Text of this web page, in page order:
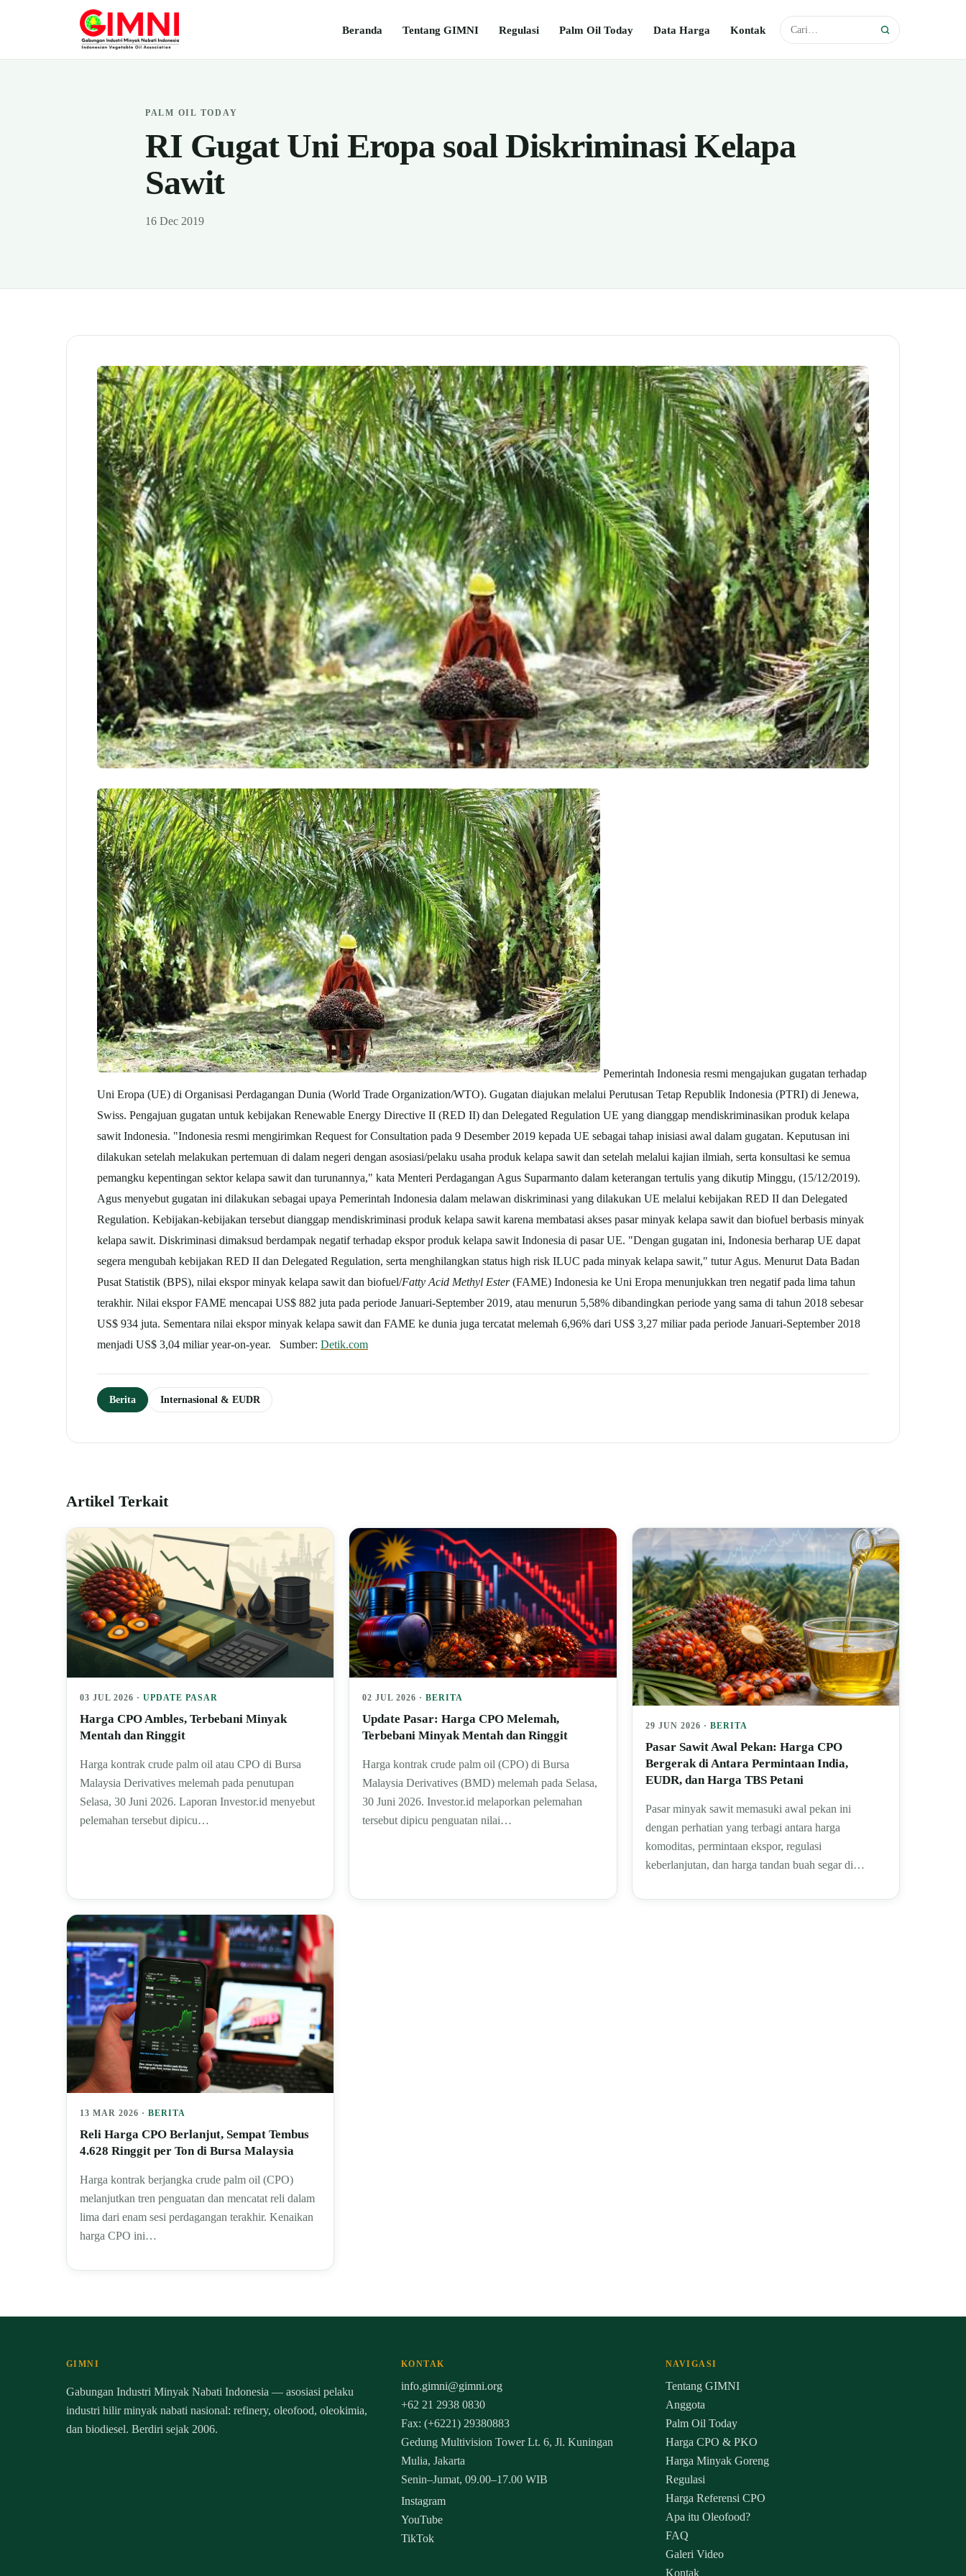
Beranda Tentang GIMNI Regulasi Palm Oil Today Data Harga Kontak
PALM OIL TODAY
RI Gugat Uni Eropa soal Diskriminasi Kelapa
Sawit
16 Dec 2019
Pemerintah Indonesia resmi mengajukan gugatan terhadap
Uni Eropa (UE) di Organisasi Perdagangan Dunia (World Trade Organization/WTO). Gugatan diajukan melalui Perutusan Tetap Republik Indonesia (PTRI) di Jenewa,
Swiss. Pengajuan gugatan untuk kebijakan Renewable Energy Directive II (RED II) dan Delegated Regulation UE yang dianggap mendiskriminasikan produk kelapa
sawit Indonesia. "Indonesia resmi mengirimkan Request for Consultation pada 9 Desember 2019 kepada UE sebagai tahap inisiasi awal dalam gugatan. Keputusan ini
dilakukan setelah melakukan pertemuan di dalam negeri dengan asosiasi/pelaku usaha produk kelapa sawit dan setelah melalui kajian ilmiah, serta konsultasi ke semua
pemangku kepentingan sektor kelapa sawit dan turunannya," kata Menteri Perdagangan Agus Suparmanto dalam keterangan tertulis yang dikutip Minggu, (15/12/2019).
Agus menyebut gugatan ini dilakukan sebagai upaya Pemerintah Indonesia dalam melawan diskriminasi yang dilakukan UE melalui kebijakan RED II dan Delegated
Regulation. Kebijakan-kebijakan tersebut dianggap mendiskriminasi produk kelapa sawit karena membatasi akses pasar minyak kelapa sawit dan biofuel berbasis minyak
kelapa sawit. Diskriminasi dimaksud berdampak negatif terhadap ekspor produk kelapa sawit Indonesia di pasar UE. "Dengan gugatan ini, Indonesia berharap UE dapat
segera mengubah kebijakan RED II dan Delegated Regulation, serta menghilangkan status high risk ILUC pada minyak kelapa sawit," tutur Agus. Menurut Data Badan
Pusat Statistik (BPS), nilai ekspor minyak kelapa sawit dan biofuel/Fatty Acid Methyl Ester(FAME) Indonesia ke Uni Eropa menunjukkan tren negatif pada lima tahun
terakhir. Nilai ekspor FAME mencapai US$ 882 juta pada periode Januari-September 2019, atau menurun 5,58% dibandingkan periode yang sama di tahun 2018 sebesar
US$ 934 juta. Sementara nilai ekspor minyak kelapa sawit dan FAME ke dunia juga tercatat melemah 6,96% dari US$ 3,27 miliar pada periode Januari-September 2018
menjadi US$ 3,04 miliar year-on-year. Sumber: Detik.com
Berita Internasional & EUDR
Artikel Terkait
03 JUL 2026 · UPDATE PASAR
Harga CPO Ambles, Terbebani Minyak
Mentah dan Ringgit
Harga kontrak crude palm oil atau CPO di Bursa
Malaysia Derivatives melemah pada penutupan
Selasa, 30 Juni 2026. Laporan Investor.id menyebut
pelemahan tersebut dipicu…
02 JUL 2026 ·BERITA
Update Pasar: Harga CPO Melemah,
Terbebani Minyak Mentah dan Ringgit
Harga kontrak crude palm oil (CPO) di Bursa
Malaysia Derivatives (BMD) melemah pada Selasa,
30 Juni 2026. Investor.id melaporkan pelemahan
tersebut dipicu penguatan nilai…
29 JUN 2026 · BERITA
Pasar Sawit Awal Pekan: Harga CPO
Bergerak di Antara Permintaan India,
EUDR, dan Harga TBS Petani
Pasar minyak sawit memasuki awal pekan ini
dengan perhatian yang terbagi antara harga
komoditas, permintaan ekspor, regulasi
keberlanjutan, dan harga tandan buah segar di…
13 MAR 2026 · BERITA
Reli Harga CPO Berlanjut, Sempat Tembus
4.628 Ringgit per Ton di Bursa Malaysia
Harga kontrak berjangka crude palm oil (CPO)
melanjutkan tren penguatan dan mencatat reli dalam
lima dari enam sesi perdagangan terakhir. Kenaikan
harga CPO ini…
GIMNI
Gabungan Industri Minyak Nabati Indonesia — asosiasi pelaku
industri hilir minyak nabati nasional: refinery, oleofood, oleokimia,
dan biodiesel. Berdiri sejak 2006.
KONTAK
info.gimni@gimni.org
+62 21 2938 0830
Fax: (+6221) 29380883
Gedung Multivision Tower Lt. 6, Jl. Kuningan
Mulia, Jakarta
Senin–Jumat, 09.00–17.00 WIB
Instagram
YouTube
TikTok
NAVIGASI
Tentang GIMNI
Anggota
Palm Oil Today
Harga CPO & PKO
Harga Minyak Goreng
Regulasi
Harga Referensi CPO
Apa itu Oleofood?
FAQ
Galeri Video
Kontak